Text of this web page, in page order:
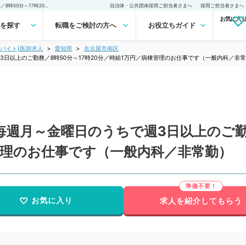
自治体・公共団体採用ご担当者さまへ 採用ご担当者さまへ
探す 転職をご検討の方へ お役立ちガイド
お気に入
イト)医師求人 愛知県
名古屋市南区
日以上のご勤務／8時50分～17時20分／時給1万円／病棟管理のお仕事です（一般内科／非常
週月～金曜日のうちで週3日以上の
のお仕事です（一般内科／非常勤）
お気に入り 求人を紹介してもらう